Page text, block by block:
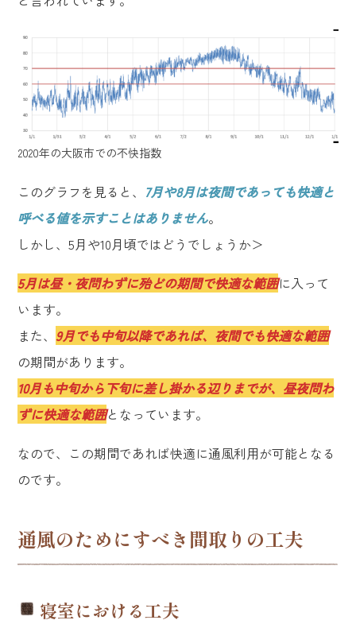
2020年の大阪市での不快指数
このグラフを見ると、 7月や8月は夜間であっても快適と
呼べる値を示すことはありません。
しかし、5月や10月頃ではどうでしょうか＞
5月は昼・夜問わずに殆どの期間で快適な範囲に入って
います。
また、9月でも中旬以降であれば、夜間でも快適な範囲
の期間があります。
10月も中旬から下旬に差し掛かる辺りまでが、昼夜問わ
ずに快適な範囲となっています。
なので、この期間であれば快適に通風利用が可能となる
のです。
通風のためにすべき間取りの工夫
寝室における工夫